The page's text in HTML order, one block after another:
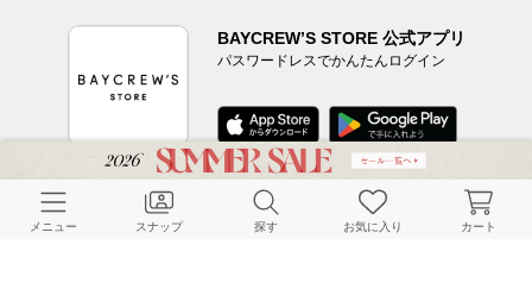
BAYCREW’S STORE 公式アプリ
パスワードレスでかんたんログイン
CUSTOMER SERVICE
メニュー スナップ 探す お気に入り カート